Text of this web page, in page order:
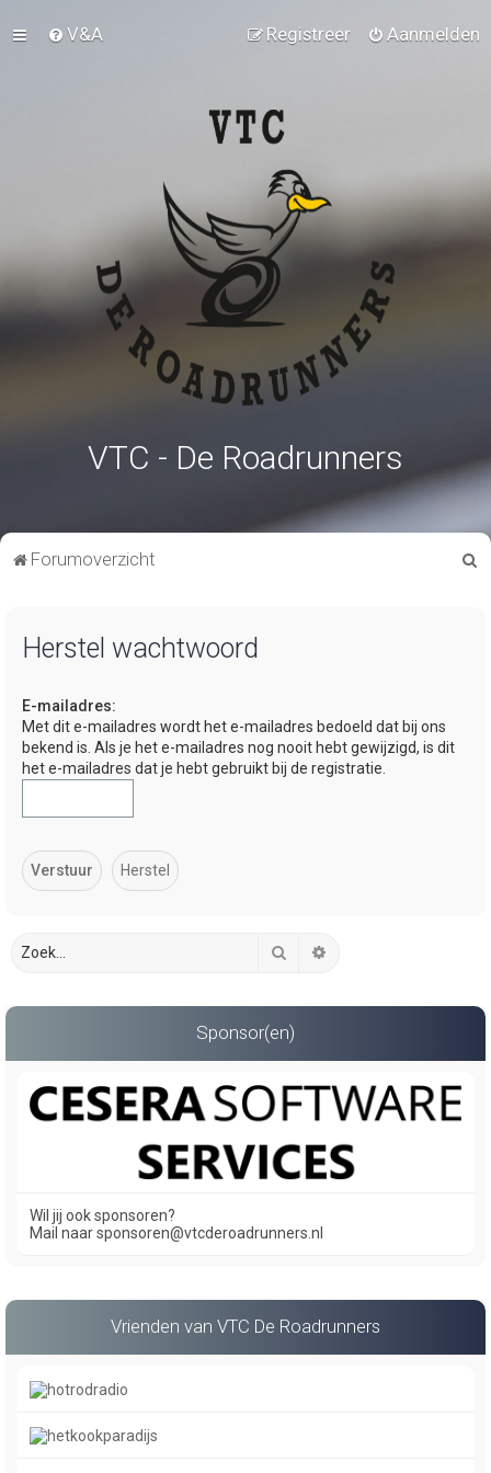
V&A Aanmelden
Registreer
VTC - De Roadrunners
Forumoverzicht
Herstel wachtwoord
E-mailadres:
Met dit e-mailadres wordt het e-mailadres bedoeld dat bij ons
bekend is. Als je het e-mailadres nog nooit hebt gewijzigd, is dit
het e-mailadres dat je hebt gebruikt bij de registratie.
Zoek
Sponsor(en)
Wil jij ook sponsoren?
Mail naar sponsoren@vtcderoadrunners.nl
Vrienden van VTC De Roadrunners